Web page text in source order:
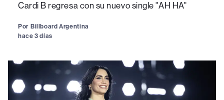
Cardi B regresa con su nuevo single "AH HA"
Por Billboard Argentina
hace 3 días